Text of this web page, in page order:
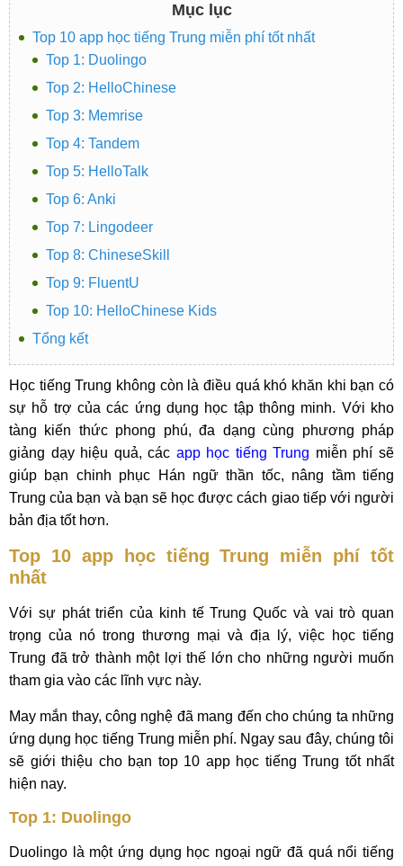
Mục lục
Top 10 app học tiếng Trung miễn phí tốt nhất
Top 1: Duolingo
Top 2: HelloChinese
Top 3: Memrise
Top 4: Tandem
Top 5: HelloTalk
Top 6: Anki
Top 7: Lingodeer
Top 8: ChineseSkill
Top 9: FluentU
Top 10: HelloChinese Kids
Tổng kết
Học tiếng Trung không còn là điều quá khó khăn khi bạn có
sự hỗ trợ của các ứng dụng học tập thông minh. Với kho
tàng kiến thức phong phú, đa dạng cùng phương pháp
giảng dạy hiệu quả, các app học tiếng Trung miễn phí sẽ
giúp bạn chinh phục Hán ngữ thần tốc, nâng tầm tiếng
Trung của bạn và bạn sẽ học được cách giao tiếp với người
bản địa tốt hơn.
Top 10 app học tiếng Trung miễn phí tốt
nhất
Với sự phát triển của kinh tế Trung Quốc và vai trò quan
trọng của nó trong thương mại và địa lý, việc học tiếng
Trung đã trở thành một lợi thế lớn cho những người muốn
tham gia vào các lĩnh vực này.
May mắn thay, công nghệ đã mang đến cho chúng ta những
ứng dụng học tiếng Trung miễn phí. Ngay sau đây, chúng tôi
sẽ giới thiệu cho bạn top 10 app học tiếng Trung tốt nhất
hiện nay.
Top 1: Duolingo
Duolingo là một ứng dụng học ngoại ngữ đã quá nổi tiếng